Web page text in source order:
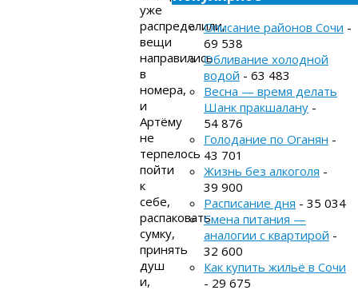
уже
распределили,
вещи
направились
в
номера,
и
Артёму
не
терпелось
пойти
к
себе,
распаковать
сумку,
принять
душ
и,
Описание районов Сочи -
69 538
Обливание холодной
водой - 63 483
Весна — время делать
Шанк пракшалану -
54 876
Голодание по Оганян -
43 701
Жизнь без алкоголя -
39 900
Расписание дня - 35 034
Смена питания —
аналогии с квартирой -
32 600
Как купить жильё в Сочи
- 29 675